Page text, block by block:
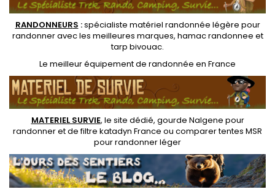
RANDONNEURS :spécialiste matériel randonnée légère pour
randonner avec les meilleures marques, hamac randonnee et
tarp bivouac.
Le meilleur équipement de randonnée en France
MATERIEL SURVIE, le site dédié, gourde Nalgene pour
randonneret defiltre katadyn France ou comparer tentes MSR
pour randonner léger